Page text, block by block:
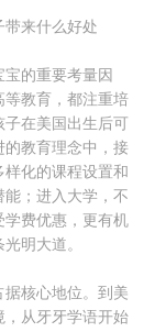
的重要考量因
等教育，都注重培
在美国出生后可
的教育理念中，接
化的课程设置和
；进入大学，不
学费优惠，更有机
明大道。
核心地位。到美
，从牙牙学语开始